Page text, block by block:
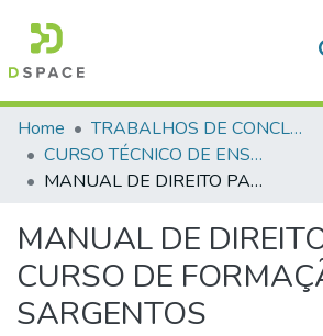
Communities & Collections
All of DSpace
Home
TRABALHOS DE CONCLUSÃO DE CURSO - CTE (CURSO TÉCNICO DE ENSINO)
CURSO TÉCNICO DE ENSINO - CTE - 1991
MANUAL DE DIREITO PARA O CURSO DE FORMAÇÃO DE SARGENTOS
MANUAL DE
CURSO DE
SARGENTOS